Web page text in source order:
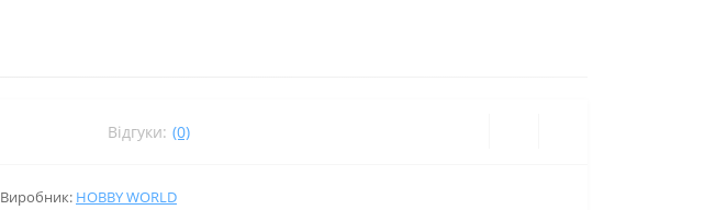
Відгуки: (0)
Виробник: HOBBY WORLD